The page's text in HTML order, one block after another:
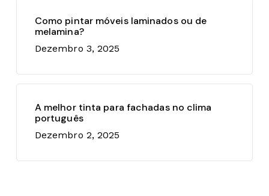
Como pintar móveis laminados ou de
melamina?
Dezembro 3, 2025
A melhor tinta para fachadas no clima
português
Dezembro 2, 2025